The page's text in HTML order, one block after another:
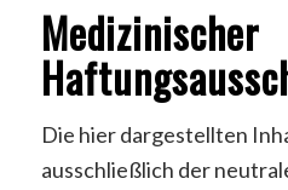
Medizinischer
Die hier dargestellten
ausschließlich der